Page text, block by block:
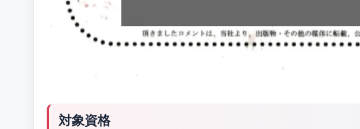
対象資格